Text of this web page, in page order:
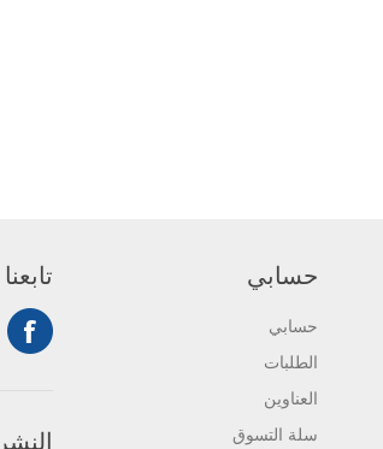
حسابي
حسابي
الطلبات
العناوين
سلة التسوق
تابعنا